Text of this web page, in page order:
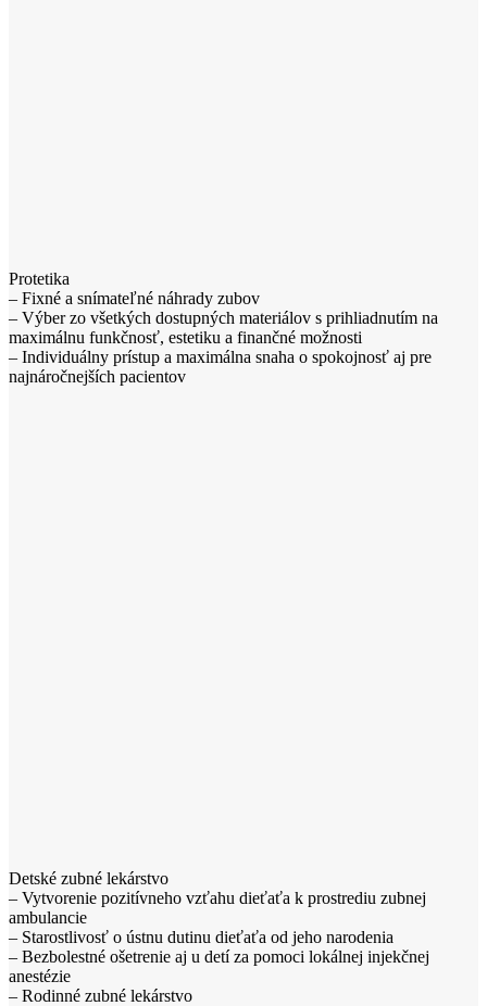
Protetika
– Fixné a snímateľné náhrady zubov
– Výber zo všetkých dostupných materiálov s prihliadnutím na
maximálnu funkčnosť, estetiku a finančné možnosti
– Individuálny prístup a maximálna snaha o spokojnosť aj pre
najnáročnejších pacientov
Detské zubné lekárstvo
– Vytvorenie pozitívneho vzťahu dieťaťa k prostrediu zubnej
ambulancie
– Starostlivosť o ústnu dutinu dieťaťa od jeho narodenia
– Bezbolestné ošetrenie aj u detí za pomoci lokálnej injekčnej
anestézie
– Rodinné zubné lekárstvo